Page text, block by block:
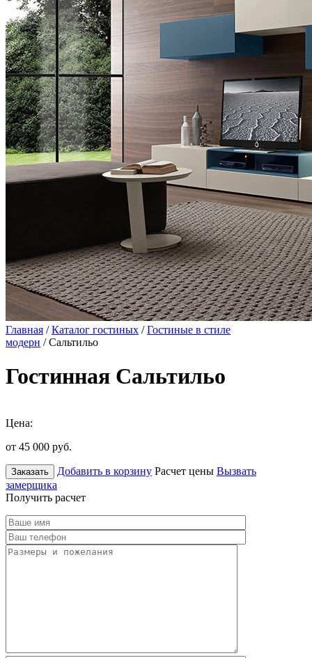
Главная /Каталог гостиных /Гостиные в стиле
модерн / Сальтильо
Гостинная Сальтильо
Цена:
от 45 000 руб.
Заказать Добавить в корзину Расчет цены Вызвать
замерщика
Получить расчет